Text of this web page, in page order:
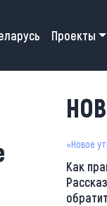
Проекты
«Новое
Как